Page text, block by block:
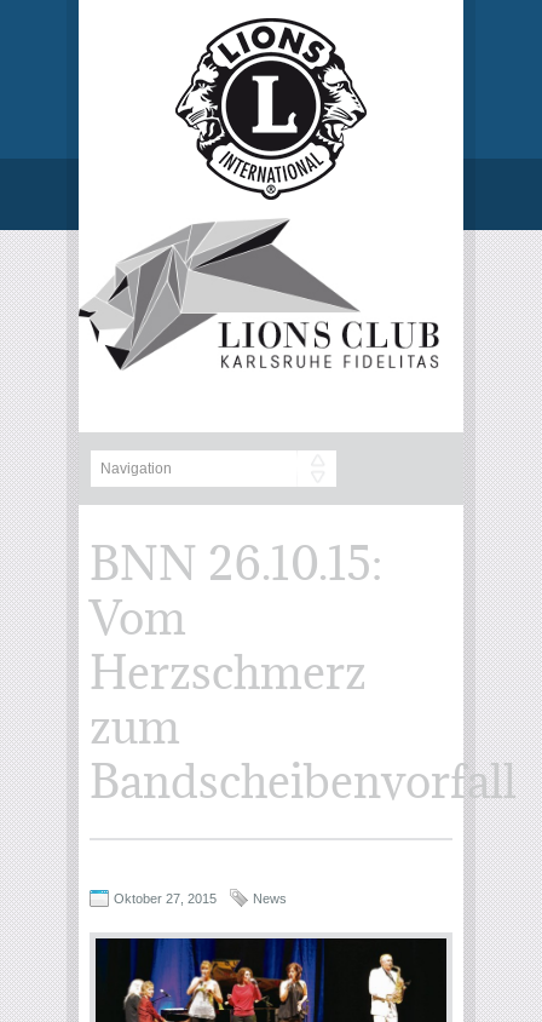
BNN 26.10.15:
Vom
Herzschmerz
zum
Bandscheibenvorfall
Oktober 27, 2015 News